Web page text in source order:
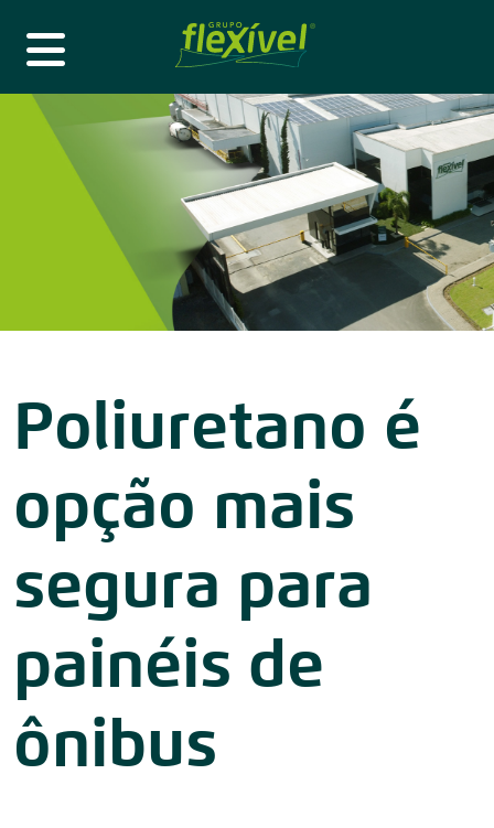
Poliuretano é
opção mais
segura para
painéis de
ônibus